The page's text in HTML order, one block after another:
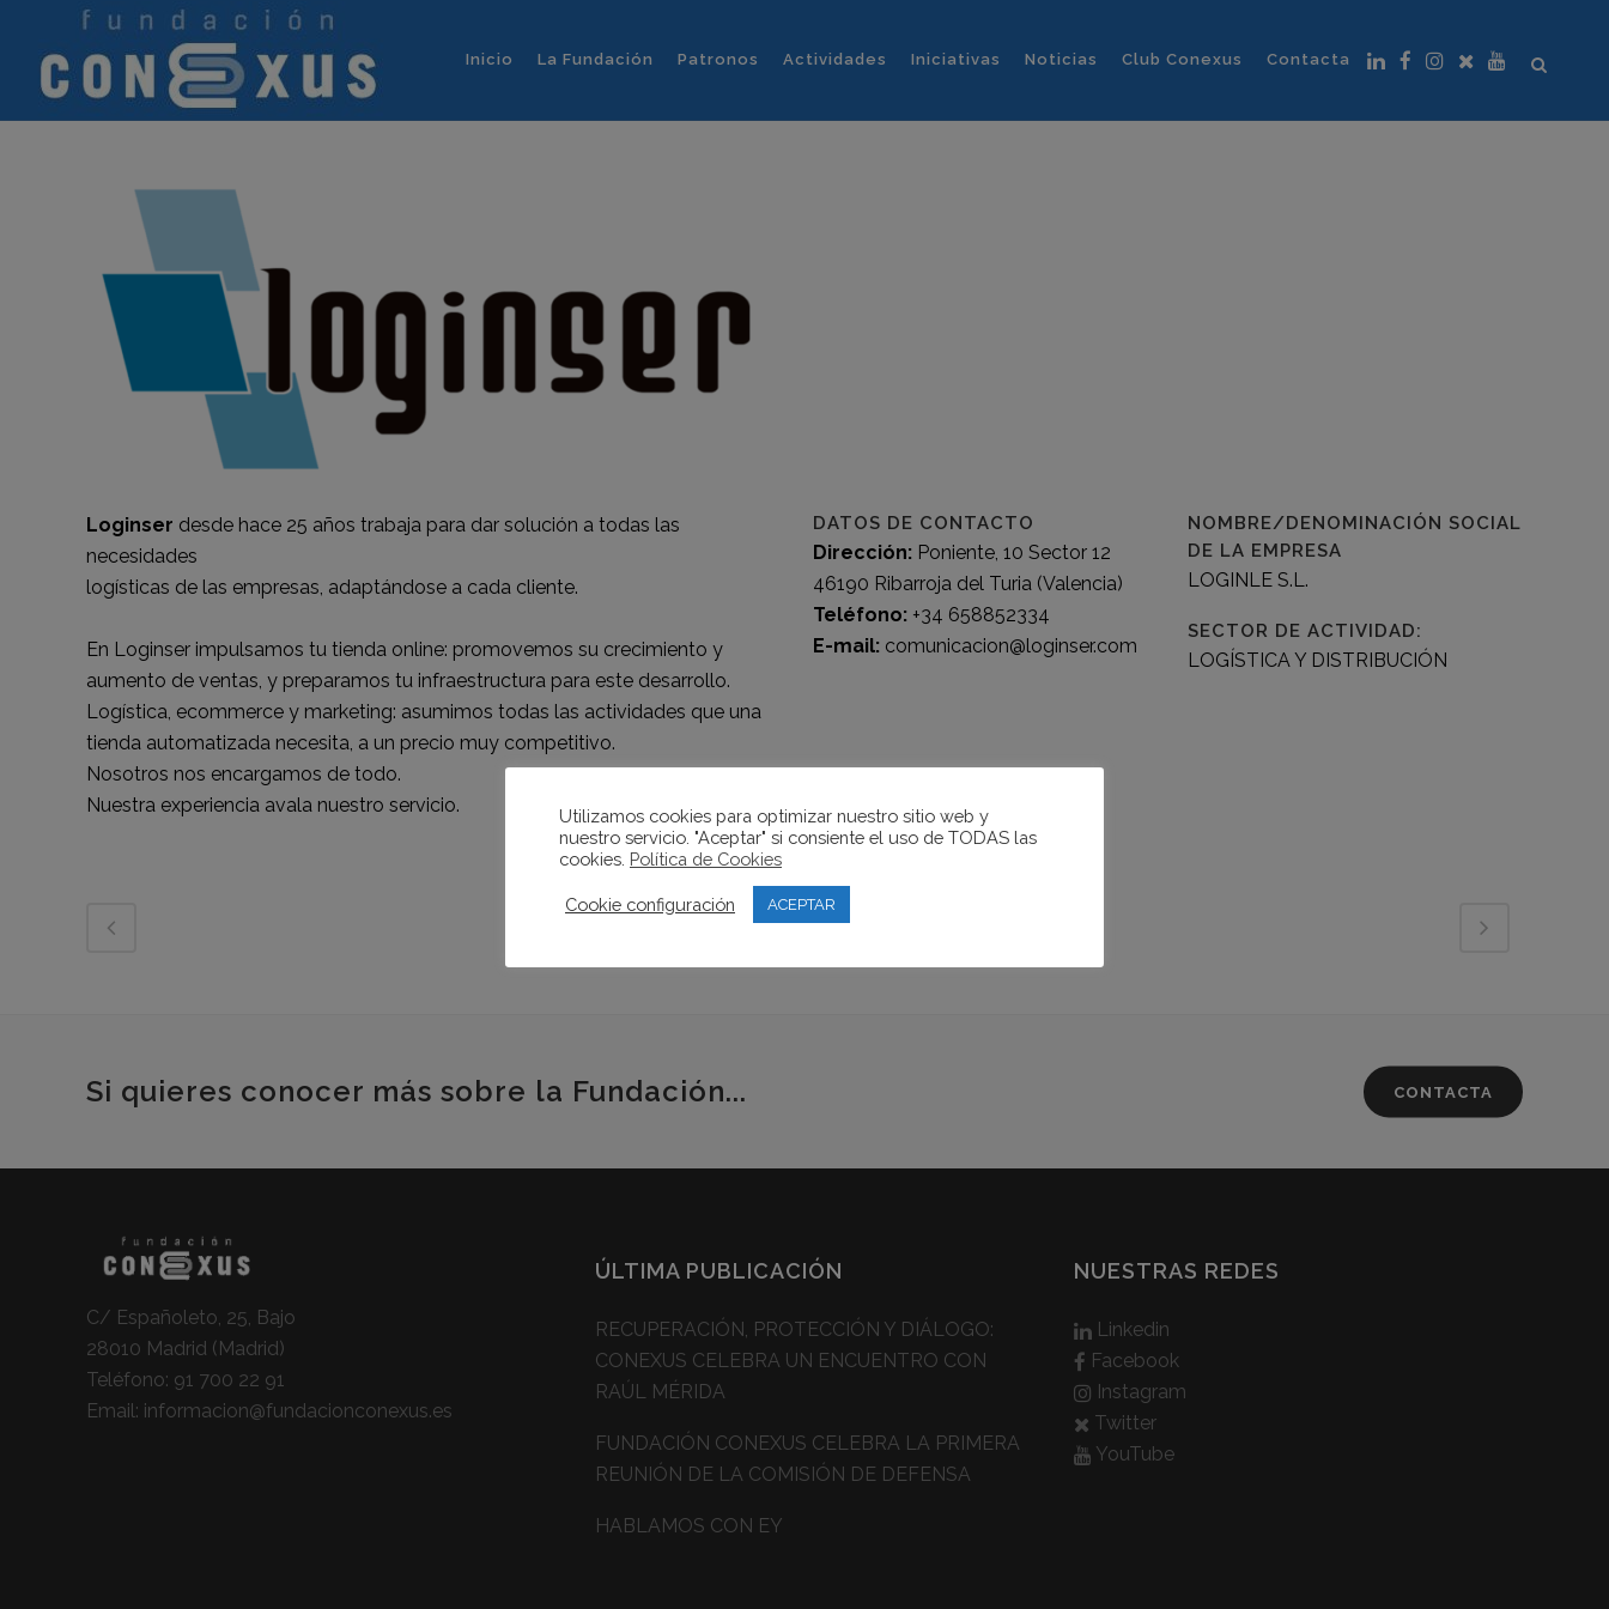
Inicio La Fundación Patronos Actividades Iniciativas Noticias Club Conexus Contacta
Loginser desde hace 25 años trabaja para dar solución a todas las
necesidades
logísticas de las empresas, adaptándose a cada cliente.
En Loginser impulsamos tu tienda online: promovemos su crecimiento y
aumento de ventas, y preparamos tu infraestructura para este desarrollo.
Logística, ecommerce y marketing: asumimos todas las actividades que una
tienda automatizada necesita, a un precio muy competitivo.
Nosotros nos encargamos de todo.
Nuestra experiencia avala nuestro servicio.
DATOS DE CONTACTO
Dirección:Poniente, 10 Sector 12
46190 Ribarroja del Turia (Valencia)
Teléfono:+34 658852334
E-mail: comunicacion@loginser.com
NOMBRE/DENOMINACIÓN SOCIAL
DE LA EMPRESA
LOGINLE S.L.
SECTOR DE ACTIVIDAD:
LOGÍSTICA Y DISTRIBUCIÓN
Si quieres conocer más sobre la Fundación... CONTACTA
C/ Españoleto, 25, Bajo
28010 Madrid (Madrid)
Teléfono: 91 700 22 91
Email: informacion@fundacionconexus.es
ÚLTIMA PUBLICACIÓN
RECUPERACIÓN, PROTECCIÓN Y DIÁLOGO:
CONEXUS CELEBRA UN ENCUENTRO CON
RAÚL MÉRIDA
FUNDACIÓN CONEXUS CELEBRA LA PRIMERA
REUNIÓN DE LA COMISIÓN DE DEFENSA
HABLAMOS CON EY
NUESTRAS REDES
Linkedin
Facebook
Instagram
Twitter
YouTube
Utilizamos cookies para optimizar nuestro sitio web y
nuestro servicio. "Aceptar" si consiente el uso de TODAS las
cookies. Política de Cookies
Cookie configuración ACEPTAR